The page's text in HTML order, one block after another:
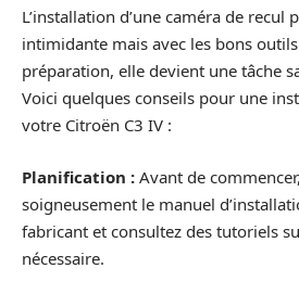
L’installation d’une caméra de recul
intimidante mais avec les bons
préparation, elle devient une tâche
Voici quelques conseils pour une
votre Citroën C3 IV :
Planification : Avant de
soigneusement le manuel
fabricant et consultez des tutoriels
nécessaire.